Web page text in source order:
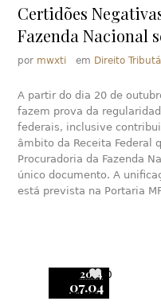
Certidões
Fazenda Nacional
por mwxti em Direito
A partir do dia 20 de
fazem prova da
federais, inclusive
âmbito da Receita Federal
Procuradoria da Fazenda
único documento. A
está prevista na Portaria
2014
07.04
0